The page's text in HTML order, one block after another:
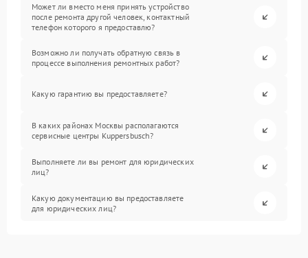
Может ли вместо меня принять устройство
после ремонта другой человек, контактный
телефон которого я предоставлю?
Возможно ли получать обратную связь в
процессе выполнения ремонтных работ?
Какую гарантию вы предоставляете?
В каких районах Москвы располагаются
сервисные центры Kuppersbusch?
Выполняете ли вы ремонт для юридических
лиц?
Какую документацию вы предоставляете
для юридических лиц?